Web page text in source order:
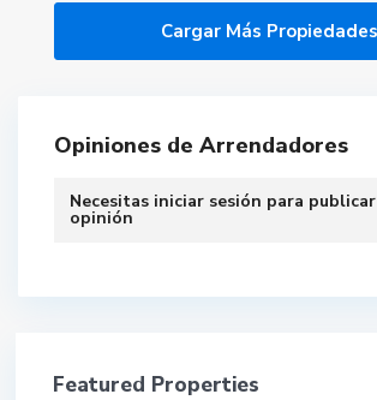
Opiniones de Arrendadores
Necesitas iniciar sesión para
opinión
Featured Properties